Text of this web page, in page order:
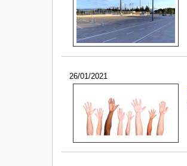
26/01/2021